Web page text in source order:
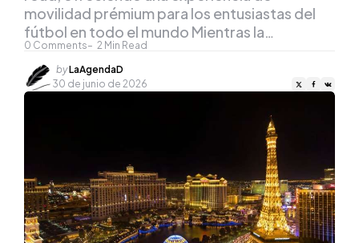
0 Comments 2 Min Read
movilidad prémium para los entusiastas del
fútbol en todo el mundo Mientras la…
Posted
by
byLaAgendaD
30 de junio de 2026